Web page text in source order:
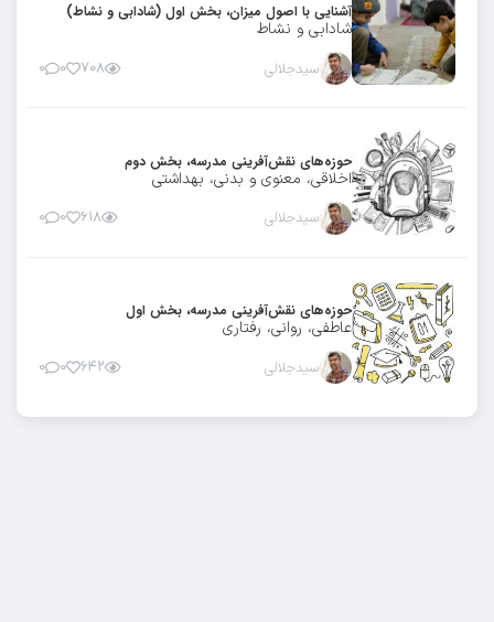
آشنایی با اصول میزان، بخش اول (شادابی و نشاط)
شادابی و نشاط
سیدجلالی ۷۰۸ ۰ ۰
حوزه‌های نقش‌آفرینی مدرسه، بخش دوم
اخلاقی، معنوی و بدنی، بهداشتی
سیدجلالی ۶۱۸ ۰ ۰
حوزه‌های نقش‌آفرینی مدرسه، بخش اول
عاطفی، روانی، رفتاری
سیدجلالی ۶۴۲ ۰ ۰